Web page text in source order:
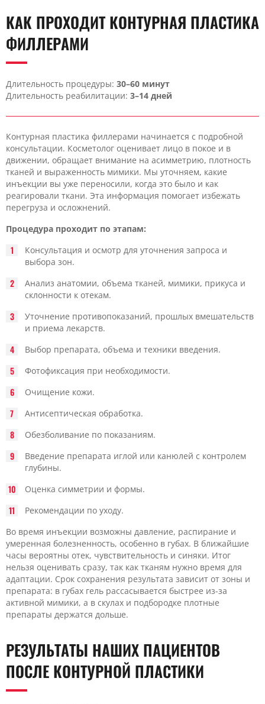
КАК ПРОХОДИТ КОНТУРНАЯ ПЛАСТИКА
ФИЛЛЕРАМИ
Длительность процедуры: 30–60 минут
Длительность реабилитации: 3–14 дней
Контурная пластика филлерами начинается с подробной
консультации. Косметолог оценивает лицо в покое и в
движении, обращает внимание на асимметрию, плотность
тканей и выраженность мимики. Мы уточняем, какие
инъекции вы уже переносили, когда это было и как
реагировали ткани. Эта информация помогает избежать
перегруза и осложнений.
Процедура проходит по этапам:
Консультация и осмотр для уточнения запроса и
выбора зон.
Анализ анатомии, объема тканей, мимики, прикуса и
склонности к отекам.
Уточнение противопоказаний, прошлых вмешательств
и приема лекарств.
Выбор препарата, объема и техники введения.
Фотофиксация при необходимости.
Очищение кожи.
Антисептическая обработка.
Обезболивание по показаниям.
Введение препарата иглой или канюлей с контролем
глубины.
Оценка симметрии и формы.
Рекомендации по уходу.
Во время инъекции возможны давление, распирание и
умеренная болезненность, особенно в губах. В ближайшие
часы вероятны отек, чувствительность и синяки. Итог
нельзя оценивать сразу, так как тканям нужно время для
адаптации. Срок сохранения результата зависит от зоны и
препарата: в губах гель рассасывается быстрее из-за
активной мимики, а в скулах и подбородке плотные
препараты держатся дольше.
РЕЗУЛЬТАТЫ НАШИХ ПАЦИЕНТОВ
ПОСЛЕ КОНТУРНОЙ ПЛАСТИКИ